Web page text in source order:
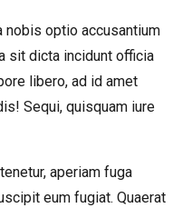
nobis optio accusantium
sit dicta incidunt officia
libero, ad id amet
Sequi, quisquam iure
aperiam fuga
eum fugiat. Quaerat